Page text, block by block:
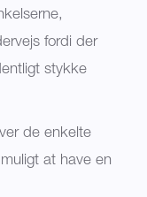
fordi der
stykke
de enkelte
at have en